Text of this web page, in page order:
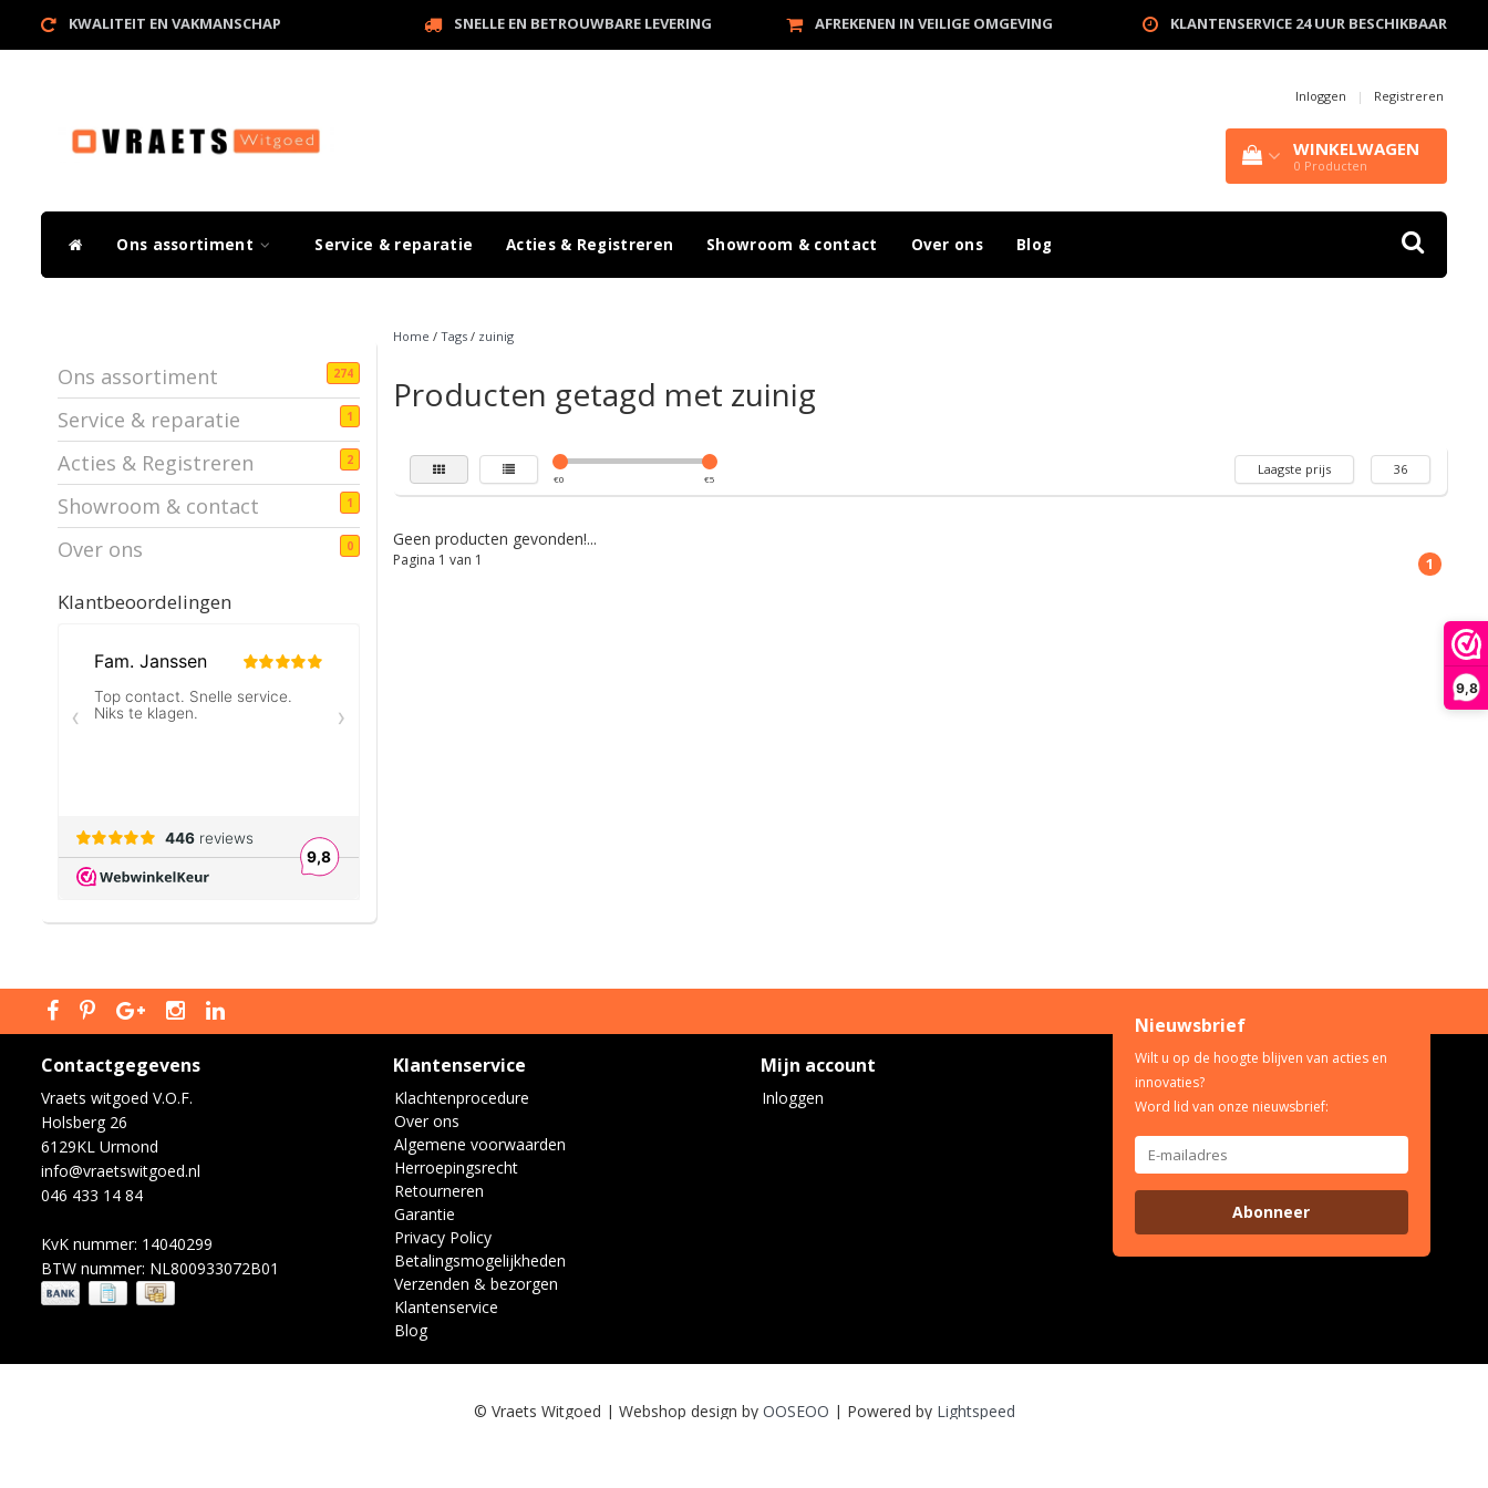
9,8
KWALITEIT EN VAKMANSCHAP SNELLE EN BETROUWBARE LEVERING AFREKENEN IN VEILIGE OMGEVING KLANTENSERVICE 24 UUR BESCHIKBAAR
Inloggen | Registreren
WINKELWAGEN
0 Producten
Ons assortiment Service & reparatie Acties & Registreren Showroom & contact Over ons Blog
Ons assortiment 274
Service & reparatie 1
Acties & Registreren 2
Showroom & contact 1
Over ons 0
Klantbeoordelingen
Home / Tags/ zuinig
Producten getagd met zuinig
€0 €5
Laagste prijs 36
Geen producten gevonden!...
Pagina 1 van 1 1
Contactgegevens
Vraets witgoed V.O.F.
Holsberg 26
6129KL Urmond
info@vraetswitgoed.nl
046 433 14 84
KvK nummer: 14040299
BTW nummer: NL800933072B01
Klantenservice
Klachtenprocedure
Over ons
Algemene voorwaarden
Herroepingsrecht
Retourneren
Garantie
Privacy Policy
Betalingsmogelijkheden
Verzenden & bezorgen
Klantenservice
Blog
Mijn account
Inloggen
Nieuwsbrief
Wilt u op de hoogte blijven van acties en
innovaties?
Word lid van onze nieuwsbrief:
Abonneer
© Vraets Witgoed | Webshop design by OOSEOO | Powered by Lightspeed